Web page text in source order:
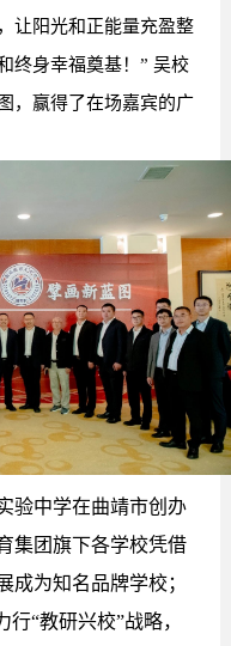
让阳光和正能量充盈整
终身幸福奠基！” 吴校
，赢得了在场嘉宾的广
验中学在曲靖市创办
集团旗下各学校凭借
成为知名品牌学校；
“教研兴校”战略，